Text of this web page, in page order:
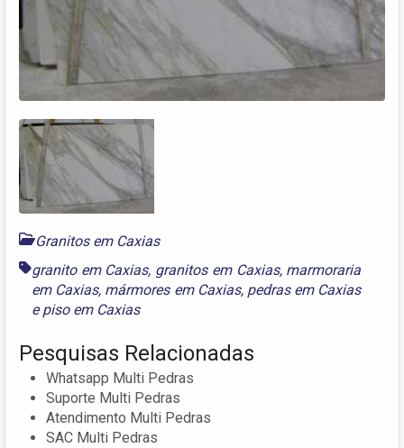
Granitos em Caxias
granito em Caxias, granitos em Caxias, marmoraria
em Caxias, mármores em Caxias, pedras em Caxias
episo em Caxias
Pesquisas Relacionadas
Whatsapp Multi Pedras
Suporte Multi Pedras
Atendimento Multi Pedras
SAC Multi Pedras